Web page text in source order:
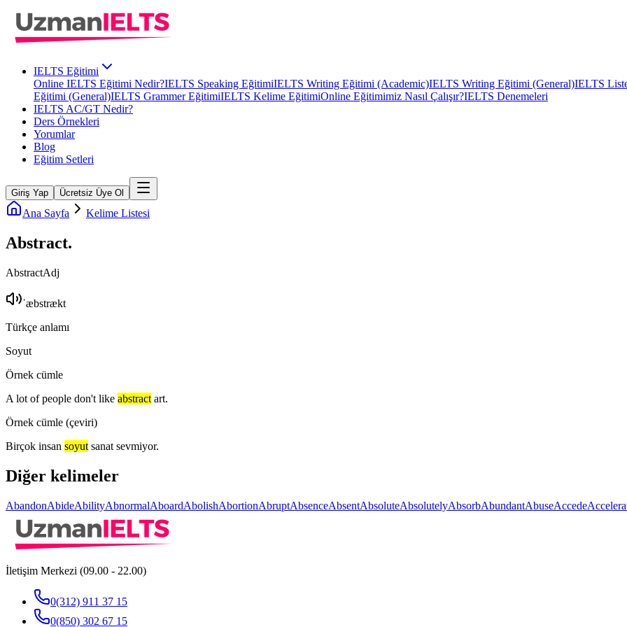
IELTS Eğitimi
Online IELTS Eğitimi Nedir?IELTS Speaking EğitimiIELTS Writing Eğitimi (Academic)IELTS Writing Eğitimi (General)IELTS
Eğitimi (General)IELTS Grammer EğitimiIELTS Kelime EğitimiOnline Eğitimimiz Nasıl Çalışır?IELTS Denemeleri
IELTS AC/GT Nedir?
Ders Örnekleri
Yorumlar
Blog
Eğitim Setleri
Giriş Yap Ücretsiz Üye Ol
Ana Sayfa Kelime Listesi
Abstract.
AbstractAdj
ˈæbstrækt
Türkçe anlamı
Soyut
Örnek cümle
A lot of people don't like abstract art.
Örnek cümle (çeviri)
Birçok insan soyut sanat sevmiyor.
Diğer kelimeler
AbandonAbideAbilityAbnormalAboardAbolishAbortionAbruptAbsenceAbsentAbsoluteAbsolutelyAbsorbAbundantAbuseAccede
İletişim Merkezi (09.00 - 22.00)
0(312) 911 37 15
0(850) 302 67 15